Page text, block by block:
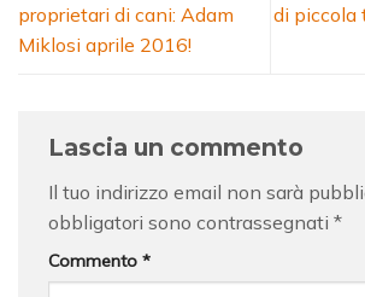
proprietari di cani: Adam
Miklosi aprile 2016!
di piccola
Lascia un commento
Il tuo indirizzo email non sarà
obbligatori sono contrassegnati *
Commento *